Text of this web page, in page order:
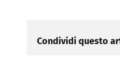
Condividi questo